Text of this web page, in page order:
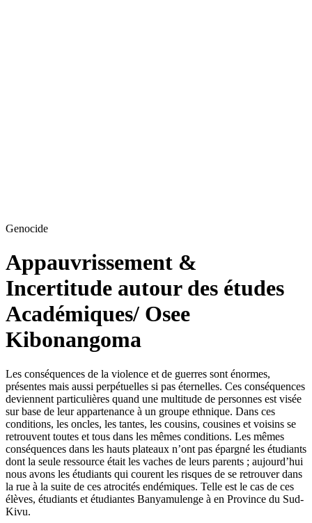
Genocide
Appauvrissement &
Incertitude autour des études
Académiques/ Osee
Kibonangoma
Les conséquences de la violence et de guerres sont énormes,
présentes mais aussi perpétuelles si pas éternelles. Ces conséquences
deviennent particulières quand une multitude de personnes est visée
sur base de leur appartenance à un groupe ethnique. Dans ces
conditions, les oncles, les tantes, les cousins, cousines et voisins se
retrouvent toutes et tous dans les mêmes conditions. Les mêmes
conséquences dans les hauts plateaux n’ont pas épargné les étudiants
dont la seule ressource était les vaches de leurs parents ; aujourd’hui
nous avons les étudiants qui courent les risques de se retrouver dans
la rue à la suite de ces atrocités endémiques. Telle est le cas de ces
élèves, étudiants et étudiantes Banyamulenge à en Province du Sud-
Kivu.